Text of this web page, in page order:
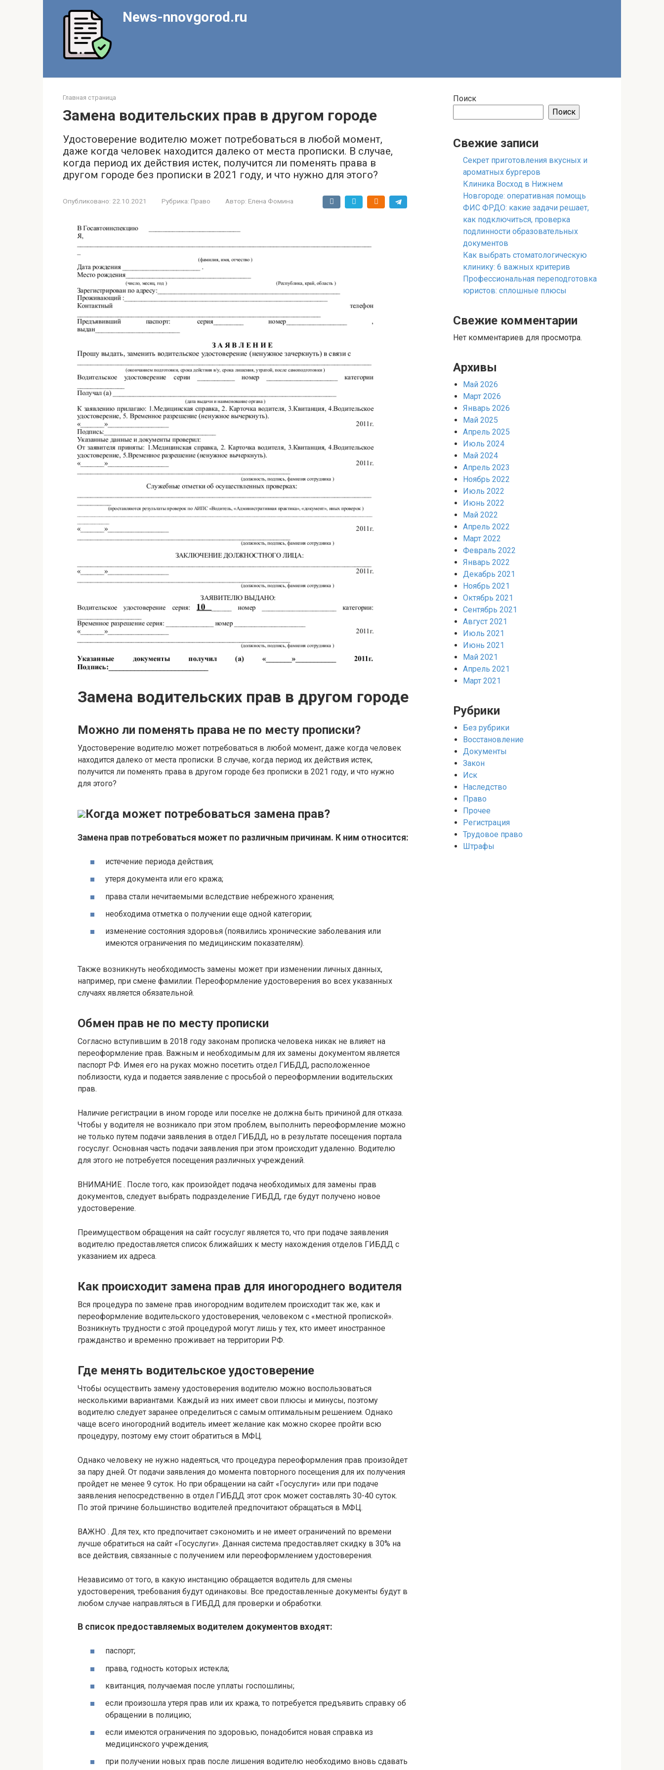
News-nnovgorod.ru
Главная страница
Замена водительских прав в другом городе
Удостоверение водителю может потребоваться в любой момент,
даже когда человек находится далеко от места прописки. В случае,
когда период их действия истек, получится ли поменять права в
другом городе без прописки в 2021 году, и что нужно для этого?
Опубликовано: 22.10.2021 Рубрика: Право Автор: Елена Фомина
Замена водительских прав в другом городе
Можно ли поменять права не по месту прописки?
Удостоверение водителю может потребоваться в любой момент, даже когда человек
находится далеко от места прописки. В случае, когда период их действия истек,
получится ли поменять права в другом городе без прописки в 2021 году, и что нужно
для этого?
Когда может потребоваться замена прав?
Замена прав потребоваться может по различным причинам. К ним относится:
истечение периода действия;
утеря документа или его кража;
права стали нечитаемыми вследствие небрежного хранения;
необходима отметка о получении еще одной категории;
изменение состояния здоровья (появились хронические заболевания или
имеются ограничения по медицинским показателям).
Также возникнуть необходимость замены может при изменении личных данных,
например, при смене фамилии. Переоформление удостоверения во всех указанных
случаях является обязательной.
Обмен прав не по месту прописки
Согласно вступившим в 2018 году законам прописка человека никак не влияет на
переоформление прав. Важным и необходимым для их замены документом является
паспорт РФ. Имея его на руках можно посетить отдел ГИБДД, расположенное
поблизости, куда и подается заявление с просьбой о переоформлении водительских
прав.
Наличие регистрации в ином городе или поселке не должна быть причиной для отказа.
Чтобы у водителя не возникало при этом проблем, выполнить переоформление можно
не только путем подачи заявления в отдел ГИБДД, но в результате посещения портала
госуслуг. Основная часть подачи заявления при этом происходит удаленно. Водителю
для этого не потребуется посещения различных учреждений.
ВНИМАНИЕ . После того, как произойдет подача необходимых для замены прав
документов, следует выбрать подразделение ГИБДД, где будут получено новое
удостоверение.
Преимуществом обращения на сайт госуслуг является то, что при подаче заявления
водителю предоставляется список ближайших к месту нахождения отделов ГИБДД с
указанием их адреса.
Как происходит замена прав для иногороднего водителя
Вся процедура по замене прав иногородним водителем происходит так же, как и
переоформление водительского удостоверения, человеком с «местной пропиской».
Возникнуть трудности с этой процедурой могут лишь у тех, кто имеет иностранное
гражданство и временно проживает на территории РФ.
Где менять водительское удостоверение
Чтобы осуществить замену удостоверения водителю можно воспользоваться
несколькими вариантами. Каждый из них имеет свои плюсы и минусы, поэтому
водителю следует заранее определиться с самым оптимальным решением. Однако
чаще всего иногородний водитель имеет желание как можно скорее пройти всю
процедуру, поэтому ему стоит обратиться в МФЦ.
Однако человеку не нужно надеяться, что процедура переоформления прав произойдет
за пару дней. От подачи заявления до момента повторного посещения для их получения
пройдет не менее 9 суток. Но при обращении на сайт «Госуслуги» или при подаче
заявления непосредственно в отдел ГИБДД этот срок может составлять 30-40 суток.
По этой причине большинство водителей предпочитают обращаться в МФЦ.
ВАЖНО . Для тех, кто предпочитает сэкономить и не имеет ограничений по времени
лучше обратиться на сайт «Госуслуги». Данная система предоставляет скидку в 30% на
все действия, связанные с получением или переоформлением удостоверения.
Независимо от того, в какую инстанцию обращается водитель для смены
удостоверения, требования будут одинаковы. Все предоставленные документы будут в
любом случае направляться в ГИБДД для проверки и обработки.
В список предоставляемых водителем документов входят:
паспорт;
права, годность которых истекла;
квитанция, получаемая после уплаты госпошлины;
если произошла утеря прав или их кража, то потребуется предъявить справку об
обращении в полицию;
если имеются ограничения по здоровью, понадобится новая справка из
медицинского учреждения;
при получении новых прав после лишения водителю необходимо вновь сдавать
Поиск
Поиск
Свежие записи
Секрет приготовления вкусных и
ароматных бургеров
Клиника Восход в Нижнем
Новгороде: оперативная помощь
ФИС ФРДО: какие задачи решает,
как подключиться, проверка
подлинности образовательных
документов
Как выбрать стоматологическую
клинику: 6 важных критерив
Профессиональная переподготовка
юристов: сплошные плюсы
Свежие комментарии
Нет комментариев для просмотра.
Архивы
Май 2026
Март 2026
Январь 2026
Май 2025
Апрель 2025
Июль 2024
Май 2024
Апрель 2023
Ноябрь 2022
Июль 2022
Июнь 2022
Май 2022
Апрель 2022
Март 2022
Февраль 2022
Январь 2022
Декабрь 2021
Ноябрь 2021
Октябрь 2021
Сентябрь 2021
Август 2021
Июль 2021
Июнь 2021
Май 2021
Апрель 2021
Март 2021
Рубрики
Без рубрики
Восстановление
Документы
Закон
Иск
Наследство
Право
Прочее
Регистрация
Трудовое право
Штрафы